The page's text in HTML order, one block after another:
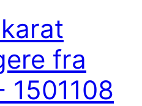
fra
1501108